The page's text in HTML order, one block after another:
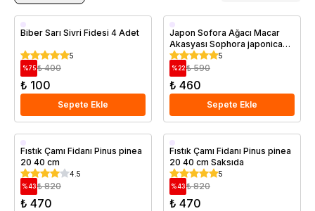
Biber Sarı Sivri Fidesi 4 Adet
5
%75 ₺ 400
₺ 100
Sepete Ekle
Japon Sofora Ağacı Macar
Akasyası Sophora japonica
60 80 cm Saksıda
5
%22 ₺ 590
₺ 460
Sepete Ekle
Saksıda
Fıstık Çamı Fidanı Pinus pinea
20 40 cm
4.5
%43 ₺ 820
₺ 470
Saksıda
Fıstık Çamı Fidanı Pinus pinea
20 40 cm Saksıda
5
%43 ₺ 820
₺ 470